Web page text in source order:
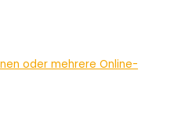
oder mehrere Online-